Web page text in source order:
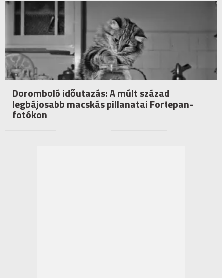
Doromboló időutazás: A múlt század
legbájosabb macskás pillanatai Fortepan-
fotókon